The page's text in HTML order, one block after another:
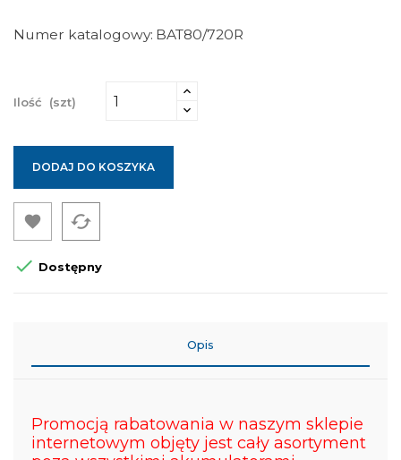
Numer katalogowy BAT80/720R
Ilość (szt)
DODAJ DO KOSZYKA
 cached
 Dostępny
Opis
Promocją rabatowania w naszym sklepie
internetowym objęty jest cały asortyment